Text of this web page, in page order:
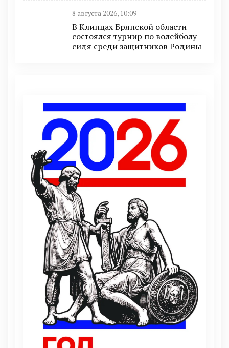
8 августа 2026, 10:09
В Клинцах Брянской области
состоялся турнир по волейболу
сидя среди защитников Родины